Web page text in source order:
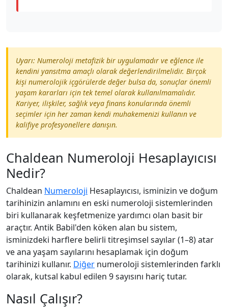
Uyarı: Numeroloji metafizik bir uygulamadır ve eğlence ile
kendini yansıtma amaçlı olarak değerlendirilmelidir. Birçok
kişi numerolojik içgörülerde değer bulsa da, sonuçlar önemli
yaşam kararları için tek temel olarak kullanılmamalıdır.
Kariyer, ilişkiler, sağlık veya finans konularında önemli
seçimler için her zaman kendi muhakemenizi kullanın ve
kalifiye profesyonellere danışın.
Chaldean Numeroloji Hesaplayıcısı
Nedir?
Chaldean Numeroloji Hesaplayıcısı, isminizin ve doğum
tarihinizin anlamını en eski numeroloji sistemlerinden
biri kullanarak keşfetmenize yardımcı olan basit bir
araçtır. Antik Babil'den köken alan bu sistem,
isminizdeki harflere belirli titreşimsel sayılar (1–8) atar
ve ana yaşam sayılarını hesaplamak için doğum
tarihinizi kullanır. Diğer numeroloji sistemlerinden farklı
olarak, kutsal kabul edilen 9 sayısını hariç tutar.
Nasıl Çalışır?